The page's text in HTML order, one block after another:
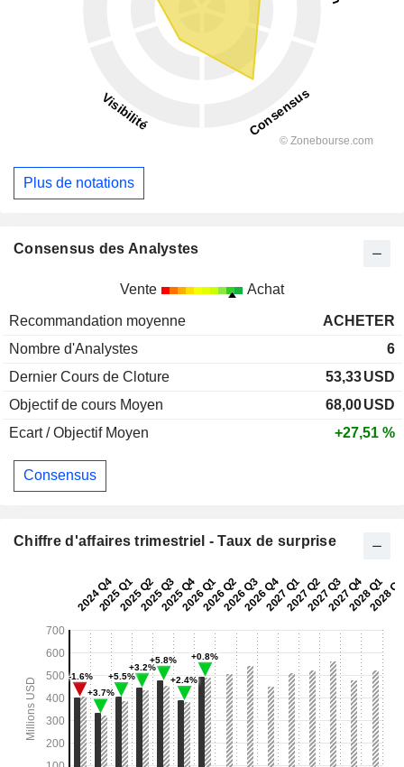
Plus de notations
Consensus des Analystes
Vente Achat
Recommandation moyenne
ACHETER
Nombre d'Analystes
6
Dernier Cours de Cloture
53,33USD
Objectif de cours Moyen
68,00USD
Ecart / Objectif Moyen
+27,51 %
Consensus
Chiffre d'affaires trimestriel - Taux de surprise